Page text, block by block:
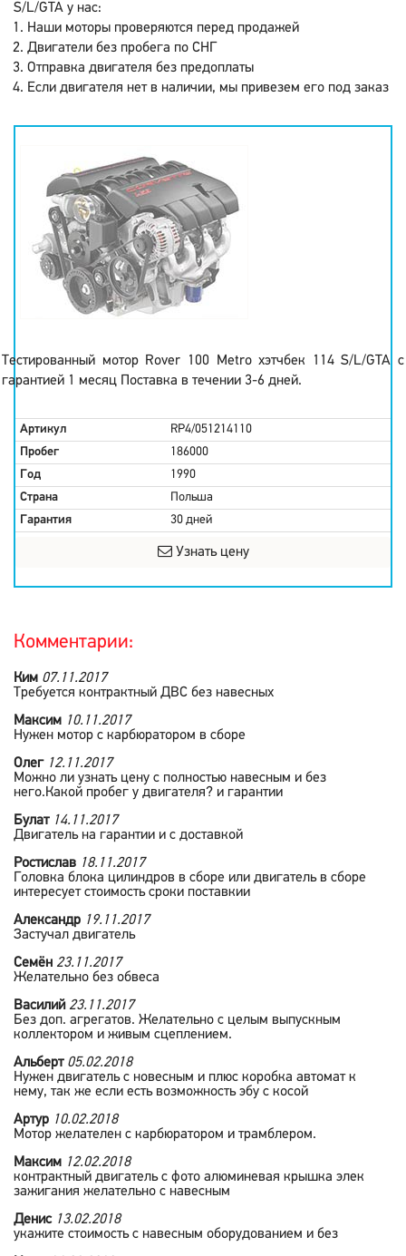
S/L/GTA у нас:
Наши моторы проверяются перед продажей
Двигатели без пробега по СНГ
Отправка двигателя без предоплаты
Если двигателя нет в наличии, мы привезем его под заказ
Тестированный мотор Rover 100 Metro хэтчбек 114 S/L/GTA c
гарантией 1 месяц Поставка в течении 3-6 дней.
Артикул
RP4/051214110
Пробег
186000
Год
1990
Страна
Польша
Гарантия
30 дней
Узнать цену
Комментарии:
Ким 07.11.2017
Требуется контрактный ДВС без навесных
Максим 10.11.2017
Нужен мотор с карбюратором в сборе
Олег 12.11.2017
Можно ли узнать цену с полностью навесным и без
него.Какой пробег у двигателя? и гарантии
Булат 14.11.2017
Двигатель на гарантии и с доставкой
Ростислав 18.11.2017
Головка блока цилиндров в сборе или двигатель в сборе
интересует стоимость сроки поставкии
Александр 19.11.2017
Застучал двигатель
Семён 23.11.2017
Желательно без обвеса
Василий 23.11.2017
Без доп. агрегатов. Желательно с целым выпускным
коллектором и живым сцеплением.
Альберт 05.02.2018
Нужен двигатель с новесным и плюс коробка автомат к
нему, так же если есть возможность эбу с косой
Артур 10.02.2018
Мотор желателен с карбюратором и трамблером.
Максим 12.02.2018
контрактный двигатель с фото алюминевая крышка элек
зажигания желательно с навесным
Денис 13.02.2018
укажите стоимость с навесным оборудованием и без